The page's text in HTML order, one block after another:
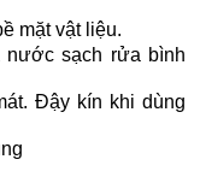
mặt vật liệu.
nước sạch rửa bình
Đậy kín khi dùng